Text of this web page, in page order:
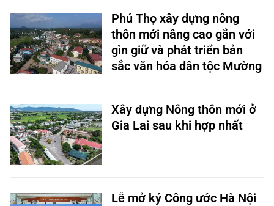
Phú Thọ xây dựng nông
thôn mới nâng cao gắn với
gìn giữ và phát triển bản
sắc văn hóa dân tộc Mường
Xây dựng Nông thôn mới ở
Gia Lai sau khi hợp nhất
Lễ mở ký Công ước Hà Nội